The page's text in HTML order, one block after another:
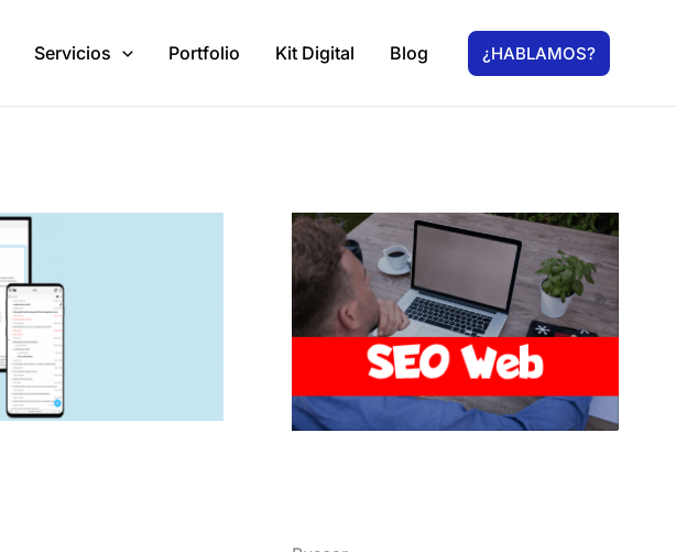
Servicios Portfolio Kit Digital Blog ¿HABLAMOS?